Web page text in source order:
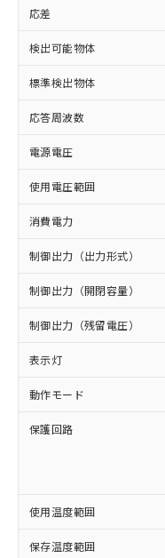
応差
検出可能物体
標準検出物体
応答周波数
電源電圧
使用電圧範囲
消費電力
制御出力（出力形式）
制御出力（開閉容量）
制御出力（残留電圧）
表示灯
動作モード
保護回路
使用温度範囲
保存温度範囲
ご利用
以下の条件をお
対応済み：
非含有に対応し
対応予定：EU
有に対応した
商品です。
対応予定なし
非含有に非対応